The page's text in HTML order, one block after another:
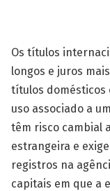
Os títulos
longos e juros
títulos domésticos
uso associado a
têm risco cambial
estrangeira e
registros na
capitais em que a